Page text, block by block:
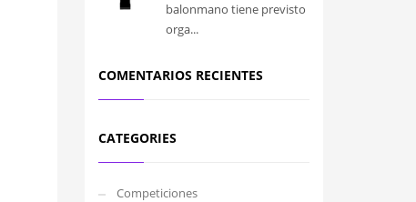
balonmano tiene previsto
orga...
COMENTARIOS RECIENTES
CATEGORIES
Competiciones